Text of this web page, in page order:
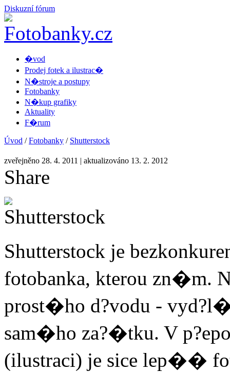
Diskuzní fórum
�vod
Prodej fotek a ilustrac�
N�stroje a postupy
Fotobanky
N�kup grafiky
Aktuality
F�rum
Úvod /Fotobanky / Shutterstock
zveřejněno 28. 4. 2011 | aktualizováno 13. 2. 2012
Share
Shutterstock je
fotobanka, kterou zn�m.
prost�ho d?vodu -
sam�ho za?�tku. V
(ilustraci) je sice lep��